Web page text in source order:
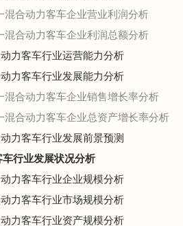
混合动力客车企业营业利润分析
混合动力客车企业利润总额分析
力客车行业运营能力分析
力客车行业发展能力分析
混合动力客车企业销售增长率分析
混合动力客车企业总资产增长率分析
力客车行业发展前景预测
行业发展状况分析
力客车行业企业规模分析
力客车行业市场规模分析
力客车行业资产规模分析